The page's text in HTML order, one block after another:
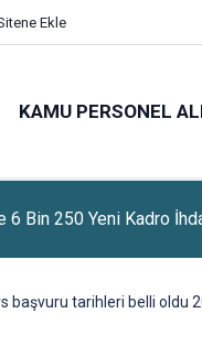
Ekle
KAMU PERSONEL
En Az Ortaöğretim
başvuru tarihleri belli oldu